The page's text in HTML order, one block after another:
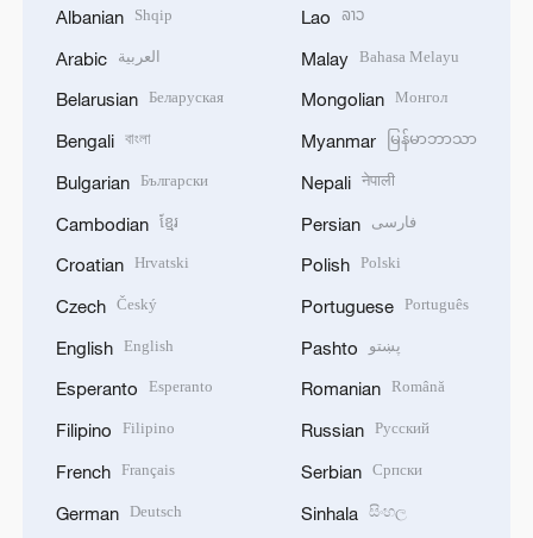
Albanian Shqip
Arabic العربية
Belarusian Беларуская
Bengali বাংলা
Bulgarian Български
Cambodian ខ្មែរ
Croatian Hrvatski
Czech Český
English English
Esperanto Esperanto
Filipino Filipino
French Français
German Deutsch
Lao ລາວ
Malay Bahasa Melayu
Mongolian Монгол
Myanmar မြန်မာဘာသာ
Nepali नेपाली
Persian فارسی
Polish Polski
Portuguese Português
Pashto پښتو
Romanian Română
Russian Русский
Serbian Српски
Sinhala සිංහල